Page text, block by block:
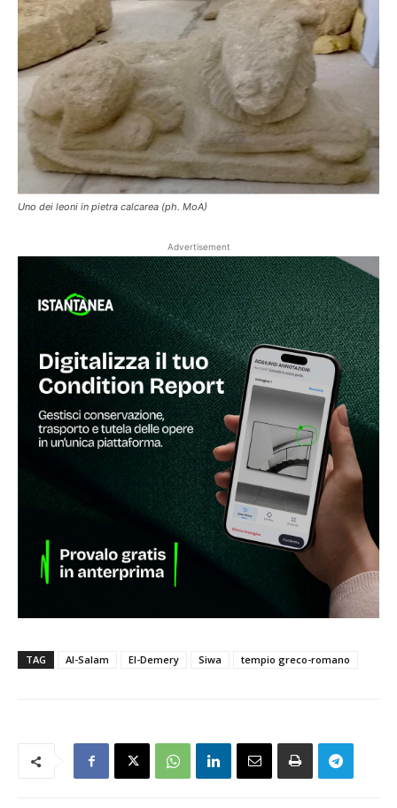
Uno dei leoni in pietra calcarea (ph. MoA)
Advertisement
TAG Al-Salam El-Demery Siwa tempio greco-romano